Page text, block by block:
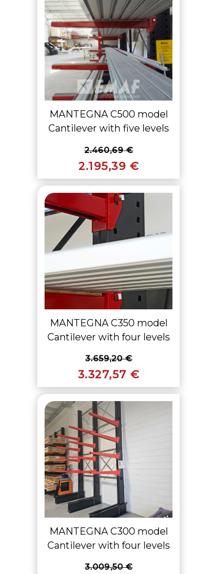
MANTEGNA C500 model
Cantilever with five levels
2.460,69 €
2.195,39 €
MANTEGNA C350 model
Cantilever with four levels
3.659,20 €
3.327,57 €
MANTEGNA C300 model
Cantilever with four levels
3.009,50 €